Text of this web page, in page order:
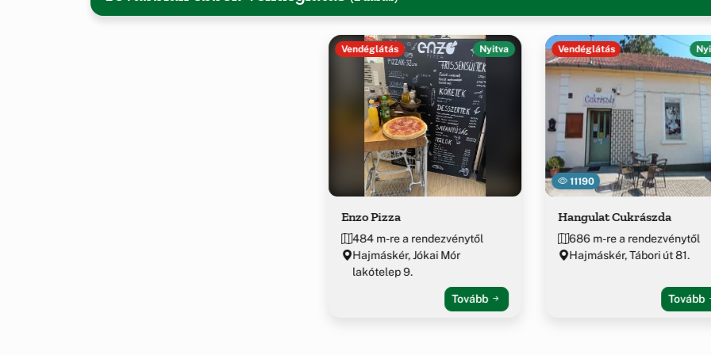
Vendéglátás Nyitva
Enzo Pizza
484 m-re a rendezvénytől
Hajmáskér, Jókai Mór
lakótelep 9.
Tovább
11190
Vendéglátás
Hangulat Cukrászda
686 m-re a rendezvénytől
Hajmáskér, Tábori út 81.
Tovább